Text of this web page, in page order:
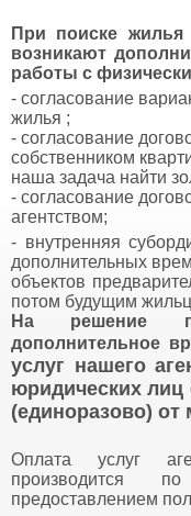
При поиске жилья
возникают
работы с
- согласование
жилья ;
- согласование
собственником
наша задача найти
- согласование
агентcтвом;
- внутренняя
дополнительных
объектов
потом будущим
На решение
дополнительное
услуг нашего
юридических лиц
(единоразово)
Оплата услуг
производится
предоставлением